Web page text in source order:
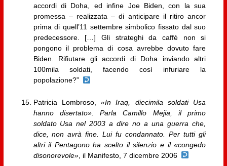
accordi di Doha, ed infine Joe Biden, con la sua
promessa – realizzata – di anticipare il ritiro ancor
prima di quell’11 settembre simbolico fissato dal suo
predecessore. […] Gli strateghi da caffè non si
pongono il problema di cosa avrebbe dovuto fare
Biden. Rifiutare gli accordi di Doha inviando altri
100mila soldati, facendo così infuriare la
popolazione?”
Patricia Lombroso,«In Iraq, diecimila soldati Usa
hanno disertato». Parla Camillo Mejia, il primo
soldato Usa nel 2003 a dire no a una guerra che,
dice, non avrà fine. Lui fu condannato. Per tutti gli
altri il Pentagono ha scelto il silenzio e il «congedo
disonorevole», il Manifesto, 7 dicembre 2006